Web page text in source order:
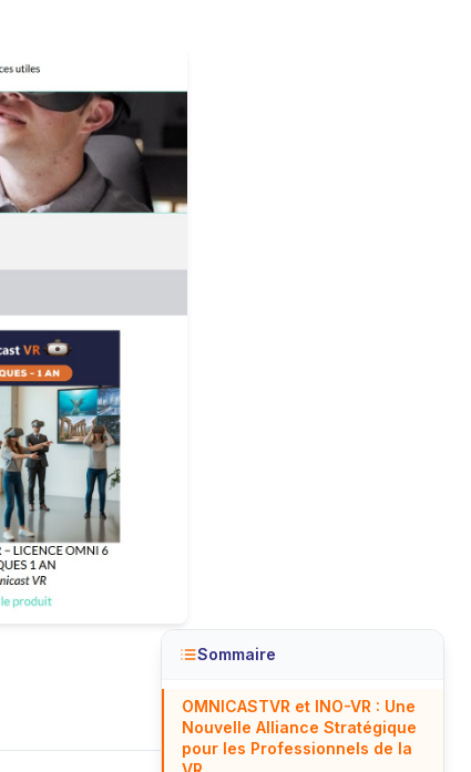
Sommaire
OMNICASTVR et INO-VR : Une
Nouvelle Alliance Stratégique
pour les Professionnels de la